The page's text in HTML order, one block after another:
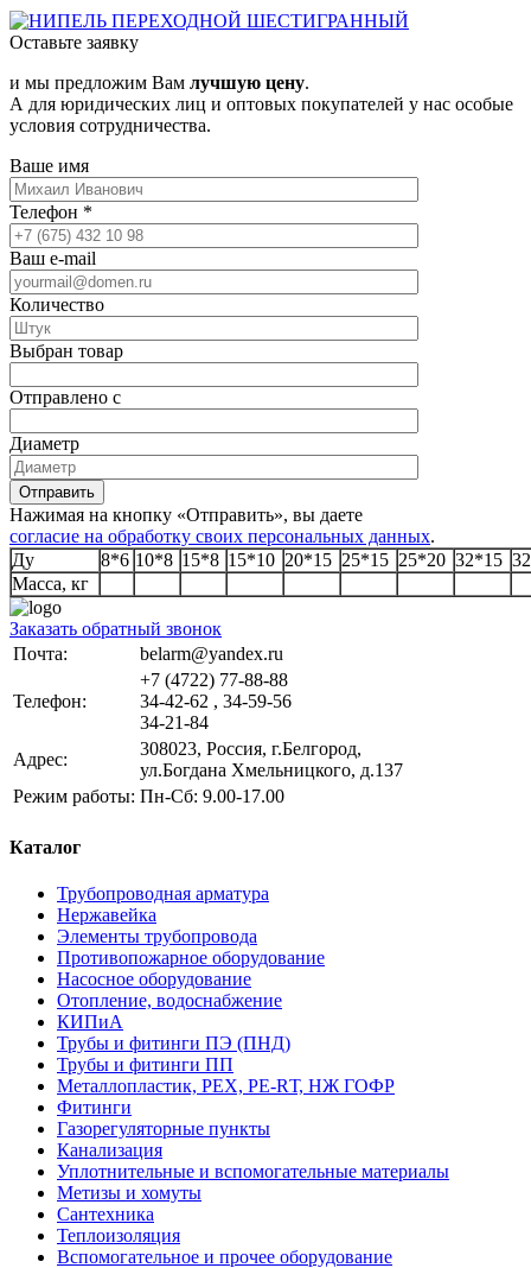
Оставьте заявку
и мы предложим Вам лучшую цену.
А для юридических лиц и оптовых покупателей у нас особые
условия сотрудничества.
Ваше имя
Телефон *
Ваш e-mail
Количество
Выбран товар
Отправлено с
Диаметр
Отправить
Нажимая на кнопку «Отправить», вы даете
согласие на обработку своих персональных данных.
Ду
8*6 10*8 15*8 15*10 20*15 25*15 25*20 32*15
Масса, кг
Заказать обратный звонок
Почта:
belarm@yandex.ru
Телефон:
+7 (4722) 77-88-88
34-42-62 , 34-59-56
34-21-84
Адрес:
308023, Россия, г.Белгород,
ул.Богдана Хмельницкого, д.137
Режим работы: Пн-Сб: 9.00-17.00
Каталог
Трубопроводная арматура
Нержавейка
Элементы трубопровода
Противопожарное оборудование
Насосное оборудование
Отопление, водоснабжение
КИПиА
Трубы и фитинги ПЭ (ПНД)
Трубы и фитинги ПП
Металлопластик, РЕХ, РЕ-RТ, НЖ ГОФР
Фитинги
Газорегуляторные пункты
Канализация
Уплотнительные и вспомогательные материалы
Метизы и хомуты
Сантехника
Теплоизоляция
Вспомогательное и прочее оборудование